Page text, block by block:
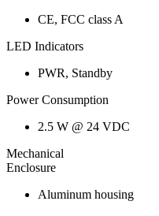
CE, FCC class A
LED Indicators
PWR, Standby
Power Consumption
2.5 W @ 24 VDC
Mechanical
Enclosure
Aluminum housing